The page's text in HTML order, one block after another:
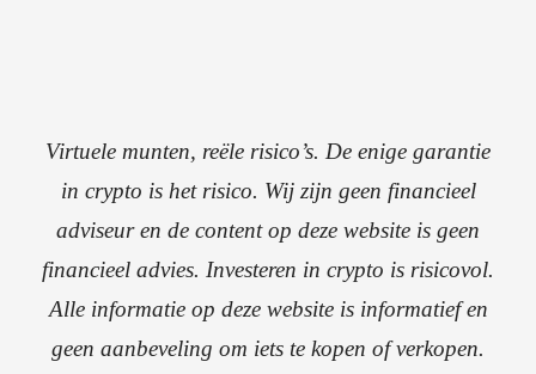
Virtuele munten, reële risico’s. De enige garantie
in crypto is het risico. Wij zijn geen financieel
adviseur en de content op deze website is geen
financieel advies. Investeren in crypto is risicovol.
Alle informatie op deze website is informatief en
geen aanbeveling om iets te kopen of verkopen.